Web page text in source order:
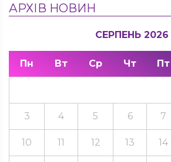
АРХІВ НОВИН
СЕРПЕНЬ 2026
Пн Вт Ср Чт Пт
3 4 5 6 7
10 11 12 13 14